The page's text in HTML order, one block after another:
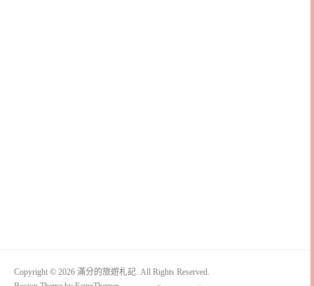
Copyright © 2026 滿分的旅遊札記. All Rights Reserved.